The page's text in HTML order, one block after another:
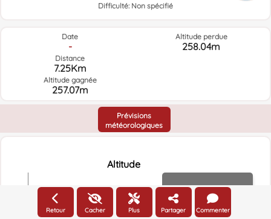
Difficulté: Non spécifié
Date
-
Distance
7.25Km
Altitude gagnée
257.07m
Altitude perdue
258.04m
Prévisions
météorologiques
Altitude
Altitude
Retour Cacher Plus Partager Commenter